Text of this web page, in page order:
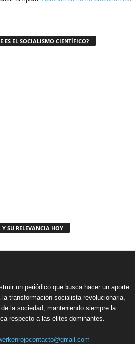
ES EL SOCIALISMO CIENTÍFICO?
SU RELEVANCIA HOY
un periódico que busca hacer un aporte
transformación socialista revolucionaria,
la sociedad, manteniendo siempre la
respecto a las élites dominantes.